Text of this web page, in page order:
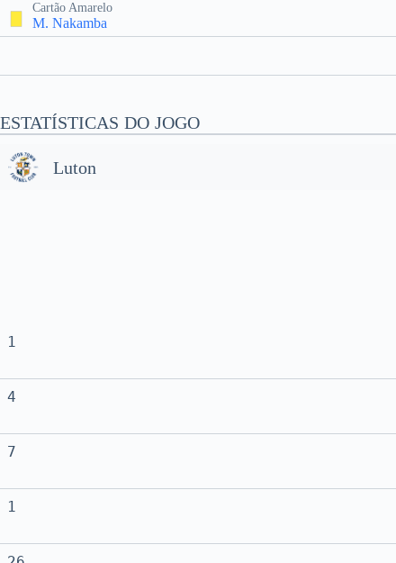
Cartão Amarelo
M. Nakamba
ESTATÍSTICAS DO JOGO
Luton
1
4
7
1